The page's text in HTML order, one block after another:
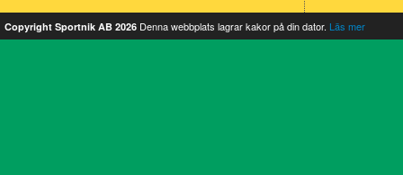
Copyright Sportnik AB 2026 Denna webbplats lagrar kakor på din dator. Läs mer